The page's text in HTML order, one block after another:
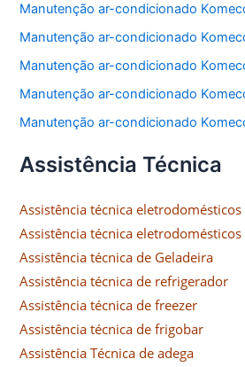
Manutenção ar-condicionado
Manutenção ar-condicionado
Manutenção ar-condicionado
Manutenção ar-condicionado
Manutenção ar-condicionado
Assistência Técnica
Assistência técnica eletrodomésticos
Assistência técnica eletrodomésticos
Assistência técnica de Geladeira
Assistência técnica de refrigerador
Assistência técnica de freezer
Assistência técnica de frigobar
Assistência Técnica de adega